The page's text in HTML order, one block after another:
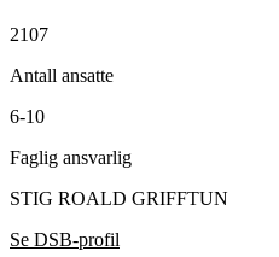
2107
Antall ansatte
6-10
Faglig ansvarlig
STIG ROALD GRIFFTUN
Se DSB-profil